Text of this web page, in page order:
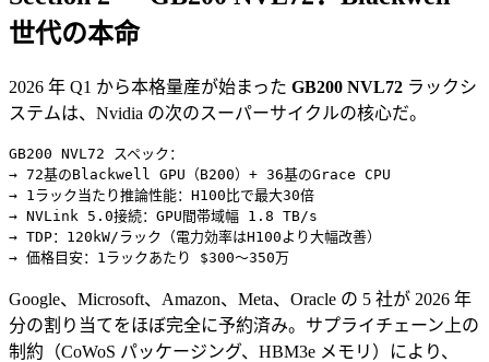
世代の本命
2026 年 Q1 から本格量産が始まった GB200 NVL72 ラックシ
ステムは、Nvidia の次のスーパーサイクルの核心だ。
GB200 NVL72 スペック：
→ 72基のBlackwell GPU（B200）+ 36基のGrace CPU
→ 1ラック当たり推論性能：H100比で最大30倍
→ NVLink 5.0接続：GPU間帯域幅 1.8 TB/s
→ TDP：120kW/ラック（電力効率はH100より大幅改善）
Google、Microsoft、Amazon、Meta、Oracle の 5 社が 2026 年
分の割り当てをほぼ完全に予約済み。サプライチェーン上の
制約（CoWoS パッケージング、HBM3e メモリ）により、